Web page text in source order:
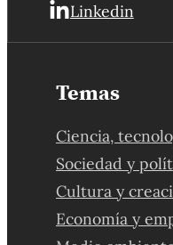
Linkedin
Temas
Ciencia,
Sociedad y
Cultura y
Economía y